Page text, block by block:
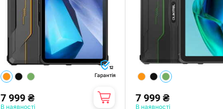
12
Гарантія
7 999 ₴
В наявності
7 999 ₴
В наявності